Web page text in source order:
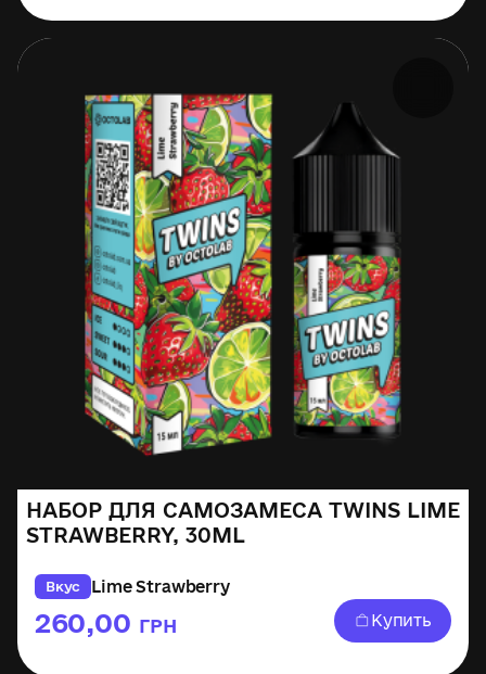
НАБОР ДЛЯ САМОЗАМЕСА TWINS LIME
STRAWBERRY, 30ML
Вкус Lime Strawberry
260,00 ГРН Купить